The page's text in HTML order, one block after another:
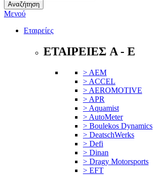
Αναζήτηση
Μενού
Εταιρείες
ΕΤΑΙΡΕΙΕΣ A - E
> AEM
> ACCEL
> AEROMOTIVE
> APR
> Aquamist
> AutoMeter
> Boulekos Dynamics
> DeatschWerks
> Defi
> Dinan
> Dragy Motorsports
> EFT